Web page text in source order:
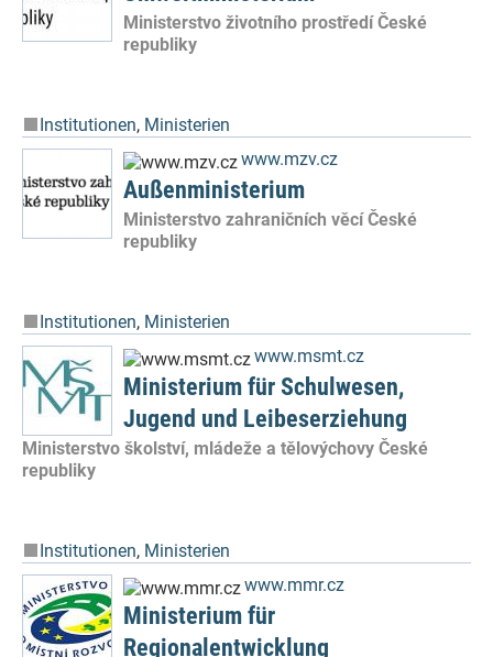
Ministerstvo životního prostředí České
republiky
Institutionen Ministerien
www.mzv.cz
Außenministerium
Ministerstvo zahraničních věcí České
republiky
Institutionen Ministerien
www.msmt.cz
Ministerium für Schulwesen,
Jugend und Leibeserziehung
Ministerstvo školství, mládeže a tělovýchovy České
republiky
Institutionen Ministerien
www.mmr.cz
Ministerium für
Regionalentwicklung